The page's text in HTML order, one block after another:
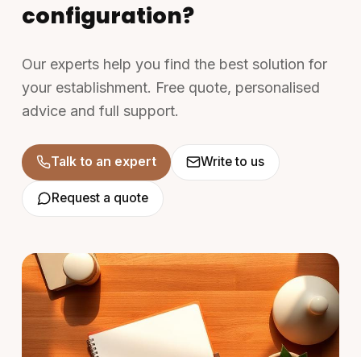
configuration?
Our experts help you find the best solution for
your establishment. Free quote, personalised
advice and full support.
Talk to an expert Write to us
Request a quote